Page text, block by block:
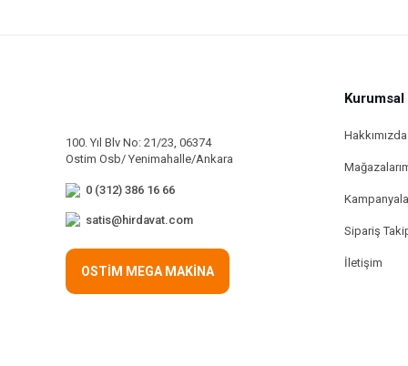
100. Yıl Blv No: 21/23, 06374
Ostim Osb/ Yenimahalle/Ankara
0 (312) 386 16 66
satis@hirdavat.com
OSTİM MEGA MAKİNA
Kurumsal
Hakkımızda
Sipariş
İletişim